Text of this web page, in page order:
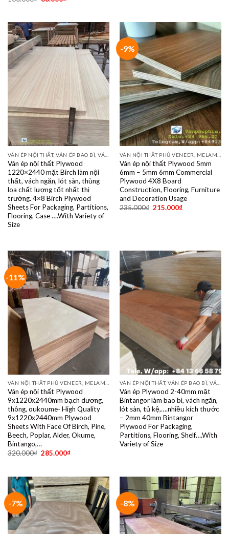
Ván ép nội thất Plywood
1220×2440 mặt Birch làm nội
thất, vách ngăn, lót sàn, thùng
loa chất lượng tốt nhất thị
trường. 4×8 Birch Plywood
Sheets For Packaging, Partitions,
Flooring, Case ….With Variety of
Size
-9%
Ván ép nội thất Plywood 5mm
6mm – 5mm 6mm Commercial
Plywood 4X8 Board
Construction, Flooring, Furniture
and Decoration Usage
235.000₫ 215.000₫
-11%
Ván ép nội thất Plywood
9x1220x2440mm bạch dương,
thông, oukoume- High Quality
9x1220x2440mm Plywood
Sheets With Face Of Birch, Pine,
Beech, Poplar, Alder, Okume,
Bintango,…
320.000₫ 285.000₫
Ván ép Plywood 2-40mm mặt
Bintangor làm bao bì, vách ngăn,
lót sàn, tủ kệ,….nhiều kích thước
– 2mm 40mm Bintangor
Plywood For Packaging,
Partitions, Flooring, Shelf….With
Variety of Size
-7% -8%